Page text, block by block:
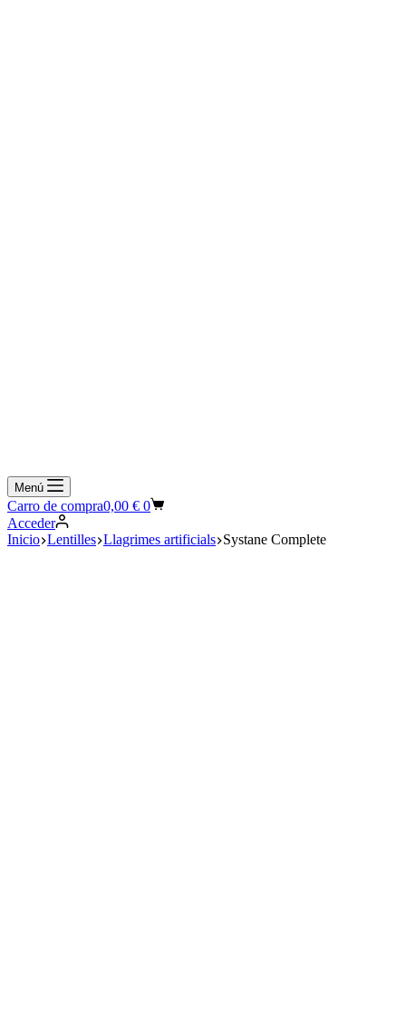
Menú
Carro de compra0,00 € 0
Acceder
Inicio Lentilles Llagrimes artificials Systane Complete